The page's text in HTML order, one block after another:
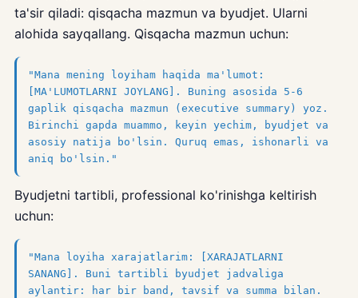
ta'sir qiladi: qisqacha mazmun va byudjet. Ularni
alohida sayqallang. Qisqacha mazmun uchun:
"Mana mening loyiham haqida ma'lumot:
[MA'LUMOTLARNI JOYLANG]. Buning asosida 5-6
gaplik qisqacha mazmun (executive summary) yoz.
Birinchi gapda muammo, keyin yechim, byudjet va
asosiy natija bo'lsin. Quruq emas, ishonarli va
aniq bo'lsin."
Byudjetni tartibli, professional ko'rinishga keltirish
uchun:
"Mana loyiha xarajatlarim: [XARAJATLARNI
SANANG]. Buni tartibli byudjet jadvaliga
aylantir: har bir band, tavsif va summa bilan.